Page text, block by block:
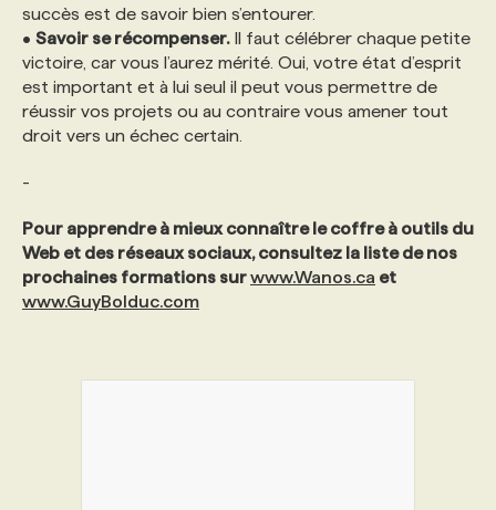
succès est de savoir bien s’entourer.
• Savoir se récompenser.Il faut célébrer chaque petite
victoire, car vous l’aurez mérité. Oui, votre état d’esprit
est important et à lui seul il peut vous permettre de
réussir vos projets ou au contraire vous amener tout
droit vers un échec certain.
-
Pour apprendre à mieux connaître le coffre à outils du
Web et des réseaux sociaux, consultez la liste de nos
prochaines formations surwww.Wanos.ca et
www.GuyBolduc.com